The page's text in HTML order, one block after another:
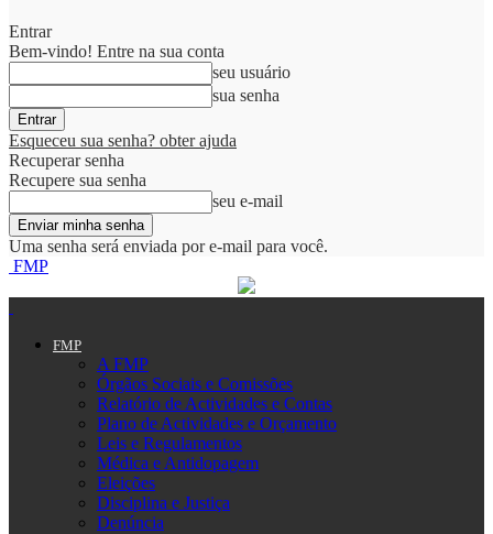
Entrar
Bem-vindo! Entre na sua conta
seu usuário
sua senha
Esqueceu sua senha? obter ajuda
Recuperar senha
Recupere sua senha
seu e-mail
Uma senha será enviada por e-mail para você.
FMP
FMP
A FMP
Órgãos Sociais e Comissões
Relatório de Actividades e Contas
Plano de Actividades e Orçamento
Leis e Regulamentos
Médica e Antidopagem
Eleições
Disciplina e Justiça
Denúncia